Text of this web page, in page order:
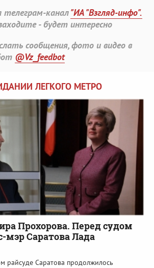
канал"ИА "Взгляд-инфо".
- будет интересно
сообщения, фото и видео в
@Vz_feedbot
ЛЕГКОГО МЕТРО
Прохорова. Перед судом
мэр Саратова Лада
райсуде Саратова продолжилось